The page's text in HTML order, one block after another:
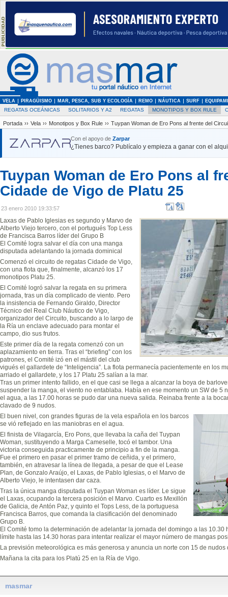
VELA PIRAGÜISMO MAR, PESCA, SUB Y ECOLOGÍA REMO NÁUTICA SURF
REGATAS OCEÁNICAS SOLITARIOS Y A2 REGATAS MONOTIPOS Y BOX RULE
Portada ›› Vela ›› Monotipos y Box Rule ›› Tuypan Woman de Ero Pons al frente del
Con el apoyo de Zarpar
¿Tienes barco? Publícalo y empieza a ganar con el
Tuypan Woman de Ero Pons al
Cidade de Vigo de Platu 25
23 enero 2010 19:33:57
Laxas de Pablo Iglesias es segundo y Marvo de
Alberto Viejo tercero, con el portugués Top Less
de Francisca Barros líder del Grupo B
El Comité logra salvar el día con una manga
disputada adelantando la jornada dominical
Comenzó el circuito de regatas Cidade de Vigo,
con una flota que, finalmente, alcanzó los 17
monotipos Platu 25.
El Comité logró salvar la regata en su primera
jornada, tras un día complicado de viento. Pero
la insistencia de Fernando Giraldo, Director
Técnico del Real Club Náutico de Vigo,
organizador del Circuito, buscando a lo largo de
la Ría un enclave adecuado para montar el
campo, dio sus frutos.
Este primer día de la regata comenzó con un
aplazamiento en tierra. Tras el “briefing” con los
patrones, el Comité izó en el mástil del club
vigués el gallardete de “Inteligencia”. La flota permanecía pacientemente en los
arriado el gallardete, y los 17 Platu 25 salían a la mar.
Tras un primer intento fallido, en el que casi se llega a alcanzar la boya de
suspender la manga, el viento no entablaba. Había en ese momento un SW de 5
el agua, a las 17.00 horas se pudo dar una nueva salida. Reinaba frente a la
clavado de 9 nudos.
El buen nivel, con grandes figuras de la vela española en los barcos
se vió reflejado en las maniobras en el agua.
El finista de Vilagarcía, Ero Pons, que llevaba la caña del Tuypan
Woman, sustituyendo a Marga Cameselle, tocó el tambor. Una
victoria conseguida practicamente de principio a fin de la manga.
Fue el primero en pasar el primer tramo de ceñida, y el primero,
también, en atravesar la línea de llegada, a pesar de que el Lease
Plan, de Gonzalo Araújo, el Laxas, de Pablo Iglesias, o el Marvo de
Alberto Viejo, le intentasen dar caza.
Tras la única manga disputada el Tuypan Woman es líder. Le sigue
el Laxas, ocupando la tercera posición el Marvo. Cuarto es Mexillón
de Galicia, de Antón Paz, y quinto el Tops Less, de la portuguesa
Francisca Barros, que comanda la clasificación del denominado
Grupo B.
El Comité tomo la determinación de adelantar la jornada del domingo a las 10.30
límite hasta las 14.30 horas para intentar realizar el mayor número de mangas
La previsión meteorológica es más generosa y anuncia un norte con 15 de nudos
Mañana la cita para los Platú 25 en la Ría de Vigo.
masmar